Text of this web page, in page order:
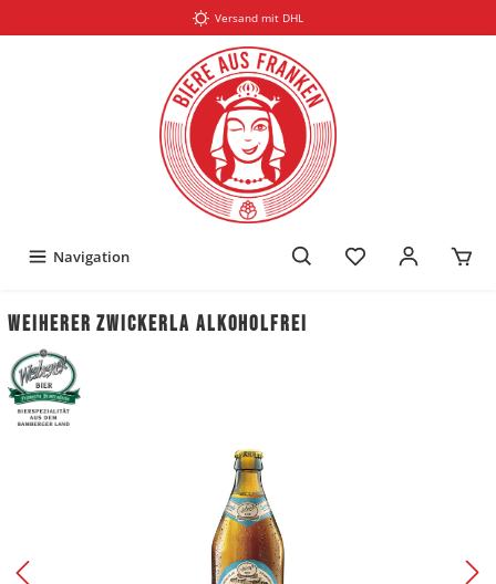
Versand mit DHL
Navigation
Weiherer Zwickerla alkoholfrei